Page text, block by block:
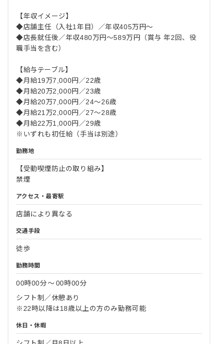
【年収イメージ】
◆店舗主任（入社1年目）／年収405万円～
◆店長就任後／年収480万円～589万円（賞与 年2回、役
職手当を含む）
【給与テーブル】
◆月給19万7,000円／22歳
◆月給20万2,000円／23歳
◆月給20万7,000円／24～26歳
◆月給21万2,000円／27～28歳
◆月給22万1,000円／29歳
※いずれも初任給（手当は別途）
勤務地
【受動喫煙防止の取り組み】
禁煙
アクセス・最寄駅
店舗により異なる
交通手段
徒歩
勤務時間
00時00分〜00時00分
シフト制／休憩あり
※22時以降は18歳以上の方のみ勤務可能
休日・休暇